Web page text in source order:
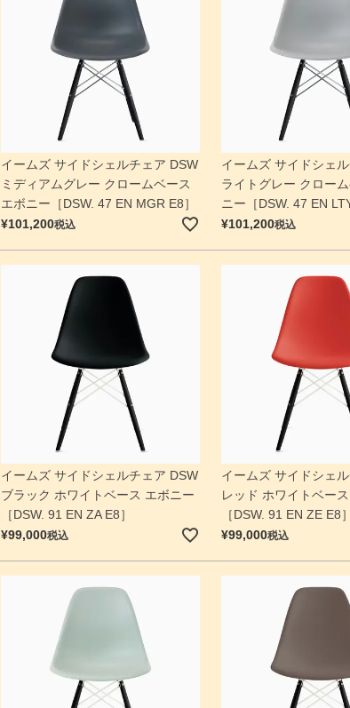
イームズ サイドシェルチェア DSW
ミディアムグレー クロームベース
エボニー［DSW. 47 EN MGR E8］
¥101,200税込
イームズ サイドシェ
ライトグレー クロー
ニー［DSW. 47 EN
¥101,200税込
イームズ サイドシェルチェア DSW
ブラック ホワイトベース エボニー
［DSW. 91 EN ZA E8］
¥99,000税込
イームズ サイドシェ
レッド ホワイトベー
［DSW. 91 EN ZE E8］
¥99,000税込